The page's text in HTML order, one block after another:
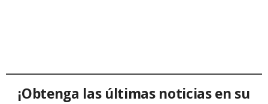
¡Obtenga las últimas noticias en su